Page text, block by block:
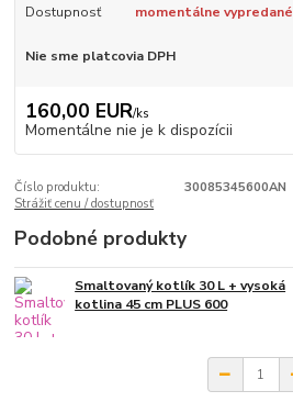
Dostupnosť momentálne vypredané
Nie sme platcovia DPH
160,00 EUR/ks
Momentálne nie je k dispozícii
Číslo produktu:
30085345600AN
Strážiť cenu / dostupnosť
Podobné produkty
Smaltovaný kotlík 30 L + vysoká
kotlina 45 cm PLUS 600